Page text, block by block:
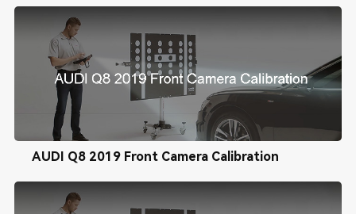
AUDI Q8 2019 Front Camera Calibration